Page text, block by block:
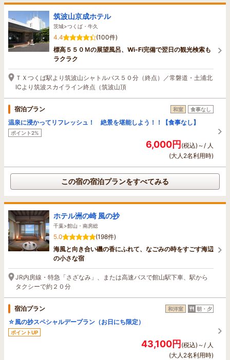
筑波山京成ホテル
茨城>つくば・牛久
4.4
(100件)
標高５５０Ｍの展望風呂、Wi-Fi完備で翌日の観光検索も
ラクラク
ＴＸつくば駅より筑波山シャトルバス５０分（終点）／常磐道・土浦北
ICより筑波スカイライン終点（筑波山頂
宿泊プラン 和室 食事なし
温泉に浸かってリフレッシュ！ 絶景を堪能しよう！！【食事なし】
ポイント2%
6,000円(税込)～/ 人
(大人2名利用時)
この宿の宿泊プランをすべてみる
ホテル洲の崎 風の抄
千葉>館山・南房総
5.0
(198件)
海風と向き合い磯の香にふれて、なごみの時をすごす海辺
の小さな宿
JR内房線・特急「さざなみ」、または高速バスで館山駅下車、駅から
タクシーで約２０分
宿泊プラン 和洋室 朝・夕
☆風の抄スペシャルデープラン（お日にち限定）
ポイントUP
43,100円(税込)～/ 人
(大人2名利用時)